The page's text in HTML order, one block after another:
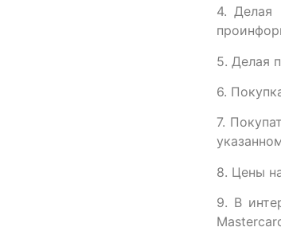
4. Делая
5. Делая
6.
7.
8. Цены
9. В